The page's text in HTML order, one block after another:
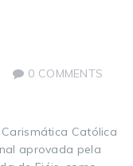
0 COMMENTS
Católica
aprovada pela